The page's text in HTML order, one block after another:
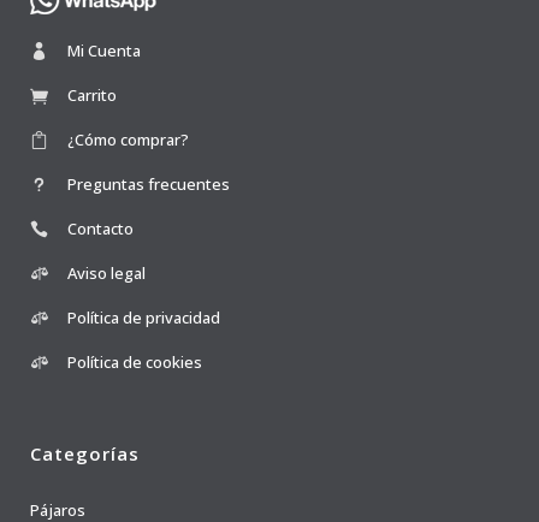
Mi Cuenta
Carrito
¿Cómo comprar?
Preguntas frecuentes
Contacto
Aviso legal
Política de privacidad
Política de cookies
Categorías
Pájaros